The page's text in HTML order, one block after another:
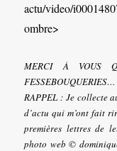
actu/video/
ombre>
MERCI À VOUS
FESSEBOUQUERIES…
RAPPEL : Je collecte
d’actu qui m’ont fait
premières lettres de
photo web ©